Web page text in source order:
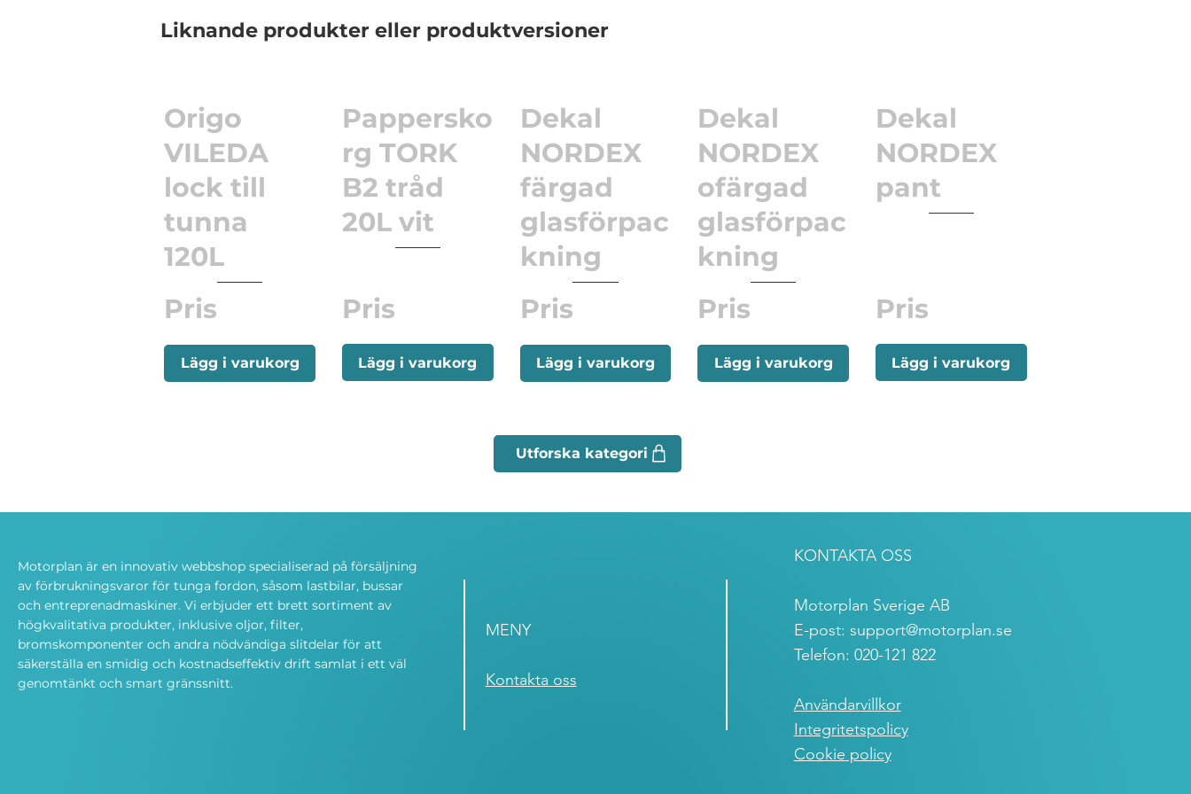
Liknande produkter eller produktversioner
Origo
VILEDA
lock till
tunna
120L
Pris
Lägg i varukorg
Pappersko
rg TORK
B2 tråd
20L vit
Pris
Lägg i varukorg
Dekal
NORDEX
färgad
glasförpac
kning
Pris
Lägg i varukorg
Dekal
NORDEX
ofärgad
glasförpac
kning
Pris
Lägg i varukorg
Dekal
NORDEX
pant
Pris
Lägg i varukorg
Motorplan är en innovativ webbshop specialiserad på försäljning
av förbrukningsvaror för tunga fordon, såsom lastbilar, bussar
och entreprenadmaskiner. Vi erbjuder ett brett sortiment av
högkvalitativa produkter, inklusive oljor, filter,
bromskomponenter och andra nödvändiga slitdelar för att
säkerställa en smidig och kostnadseffektiv drift samlat i ett väl
genomtänkt och smart gränssnitt.
MENY
Kontakta oss
KONTAKTA OSS
Motorplan Sverige AB
E-post: support@motorplan.se
Telefon: 020-121 822
Användarvillkor
Integritetspolicy
Cookie policy